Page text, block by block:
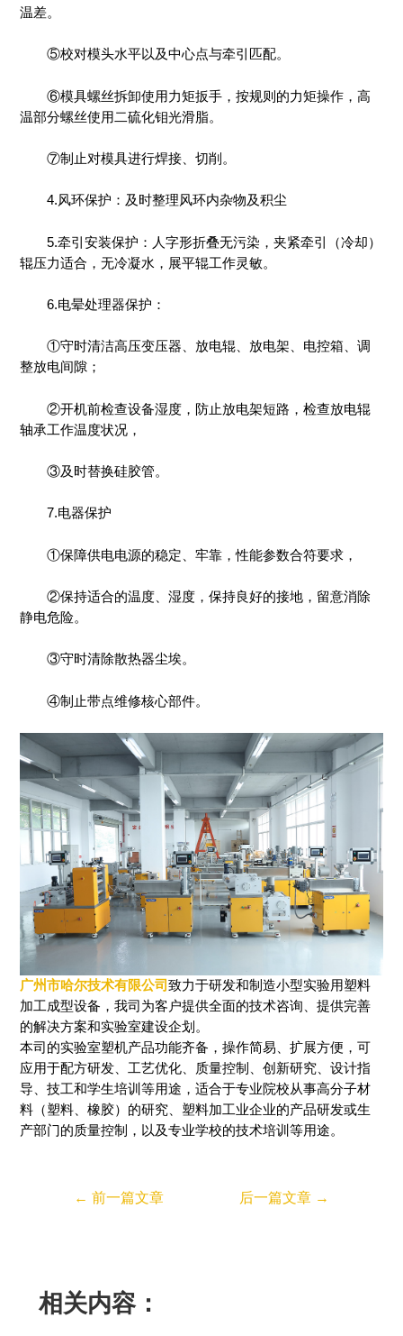
温差。
⑤校对模头水平以及中心点与牵引匹配。
⑥模具螺丝拆卸使用力矩扳手，按规则的力矩操作，高
温部分螺丝使用二硫化钼光滑脂。
⑦制止对模具进行焊接、切削。
4.风环保护：及时整理风环内杂物及积尘
5.牵引安装保护：人字形折叠无污染，夹紧牵引（冷却）
辊压力适合，无冷凝水，展平辊工作灵敏。
6.电晕处理器保护：
①守时清洁高压变压器、放电辊、放电架、电控箱、调
整放电间隙；
②开机前检查设备湿度，防止放电架短路，检查放电辊
轴承工作温度状况，
③及时替换硅胶管。
7.电器保护
①保障供电电源的稳定、牢靠，性能参数合符要求，
②保持适合的温度、湿度，保持良好的接地，留意消除
静电危险。
③守时清除散热器尘埃。
④制止带点维修核心部件。
广州市哈尔技术有限公司致力于研发和制造小型实验用塑料
加工成型设备，我司为客户提供全面的技术咨询、提供完善
的解决方案和实验室建设企划。
本司的实验室塑机产品功能齐备，操作简易、扩展方便，可
应用于配方研发、工艺优化、质量控制、创新研究、设计指
导、技工和学生培训等用途，适合于专业院校从事高分子材
料（塑料、橡胶）的研究、塑料加工业企业的产品研发或生
产部门的质量控制，以及专业学校的技术培训等用途。
← 前一篇文章 后一篇文章 →
相关内容：